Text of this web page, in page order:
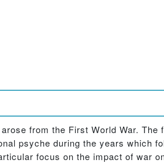
from the First World War. The
psyche during the years which
focus on the impact of war